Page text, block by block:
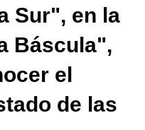
Sur", en la
Báscula",
el
de las